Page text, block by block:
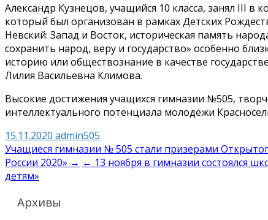
Александр Кузнецов, учащийся 10 класса, занял III в
который был организован в рамках Детских
Невский: Запад и Восток, историческая память
сохранить народ, веру и государство» особенно
историю или обществознание в качестве
Лилия Васильевна Климова.
Высокие достижения учащихся гимназии №505,
интеллектуального потенциала молодежи
15.11.2020 admin505
Навигация
по
записям
Учащиеся гимназии № 505 стали призерами
России 2020» → ← 13 ноября в гимназии состоялся
детям»
Архивы